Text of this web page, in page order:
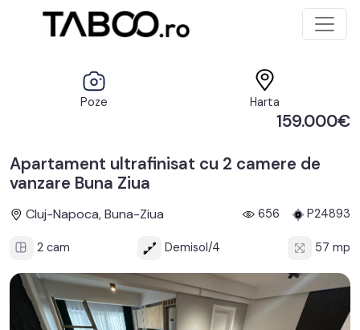
Poze Harta
159.000€
Apartament ultrafinisat cu 2 camere de
vanzare Buna Ziua
Cluj-Napoca, Buna-Ziua 656 P24893
2 cam Demisol/4 57 mp